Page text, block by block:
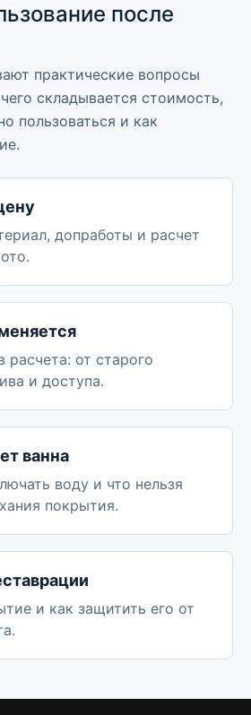
после
практические вопросы
складывается стоимость,
пользоваться и как
допработы и расчет
от старого
и доступа.
ванна
воду и что нельзя
покрытия.
и как защитить его от